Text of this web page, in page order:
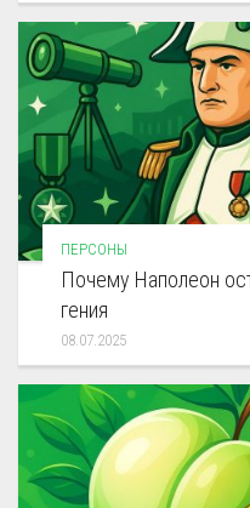
ПЕРСОНЫ
Почему Наполеон
гения
08.07.2025